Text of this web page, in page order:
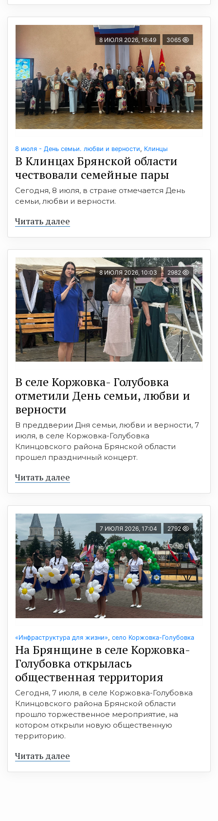
8 ИЮЛЯ 2026, 16:49 3065
8 июля - День семьи. любви и верности, Клинцы
В Клинцах Брянской области
чествовали семейные пары
Сегодня, 8 июля, в стране отмечается День
семьи, любви и верности.
Читать далее
8 ИЮЛЯ 2026, 10:03 2982
В селе Коржовка- Голубовка
отметили День семьи, любви и
верности
В преддверии Дня семьи, любви и верности, 7
июля, в селе Коржовка-Голубовка
Клинцовского района Брянской области
прошел праздничный концерт.
Читать далее
7 ИЮЛЯ 2026, 17:04 2792
«Инфраструктура для жизни», село Коржовка-Голубовка
На Брянщине в селе Коржовка-
Голубовка открылась
общественная территория
Сегодня, 7 июля, в селе Коржовка-Голубовка
Клинцовского района Брянской области
прошло торжественное мероприятие, на
котором открыли новую общественную
территорию.
Читать далее